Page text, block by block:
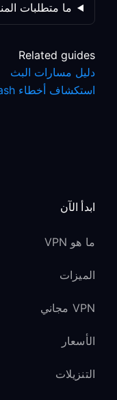
ما متطلبات
Related guides
دليل مسارات البث
استكشاف أخطاء Clash وإصلاحها
ابدأ الآن
ما هو VPN
الميزات
VPN مجاني
الأسعار
التنزيلات